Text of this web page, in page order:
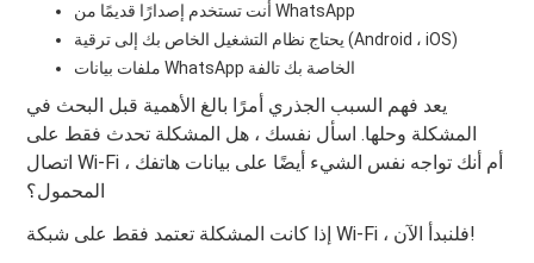
أنت تستخدم إصدارًا قديمًا من WhatsApp
يحتاج نظام التشغيل الخاص بك إلى ترقية (Android ، iOS)
ملفات بيانات WhatsApp الخاصة بك تالفة
يعد فهم السبب الجذري أمرًا بالغ الأهمية قبل البحث في
المشكلة وحلها. اسأل نفسك ، هل المشكلة تحدث فقط على
اتصال Wi-Fi ، أم أنك تواجه نفس الشيء أيضًا على بيانات هاتفك
المحمول؟
إذا كانت المشكلة تعتمد فقط على شبكة Wi-Fi ، فلنبدأ الآن!